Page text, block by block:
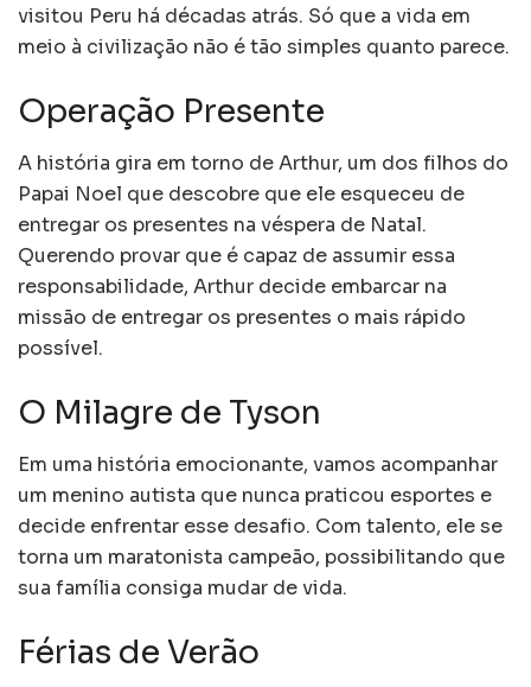
visitou Peru há décadas atrás. Só que a vida em
meio à civilização não é tão simples quanto parece.
Operação Presente
A história gira em torno de Arthur, um dos filhos do
Papai Noel que descobre que ele esqueceu de
entregar os presentes na véspera de Natal.
Querendo provar que é capaz de assumir essa
responsabilidade, Arthur decide embarcar na
missão de entregar os presentes o mais rápido
possível.
O Milagre de Tyson
Em uma história emocionante, vamos acompanhar
um menino autista que nunca praticou esportes e
decide enfrentar esse desafio. Com talento, ele se
torna um maratonista campeão, possibilitando que
sua família consiga mudar de vida.
Férias de Verão